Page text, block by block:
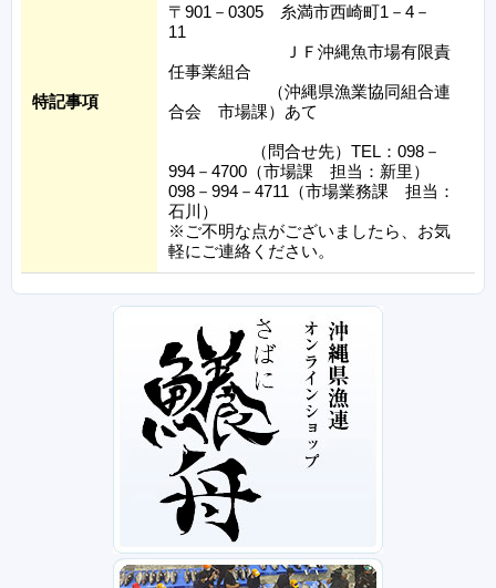
特記事項
〒901－0305 糸満市西崎町1－4－
11
ＪＦ沖縄魚市場有限責
任事業組合
（沖縄県漁業協同組合連
合会 市場課）あて
（問合せ先）TEL：098－
994－4700（市場課 担当：新里）
098－994－4711（市場業務課 担当：
石川）
※ご不明な点がございましたら、お気
軽にご連絡ください。